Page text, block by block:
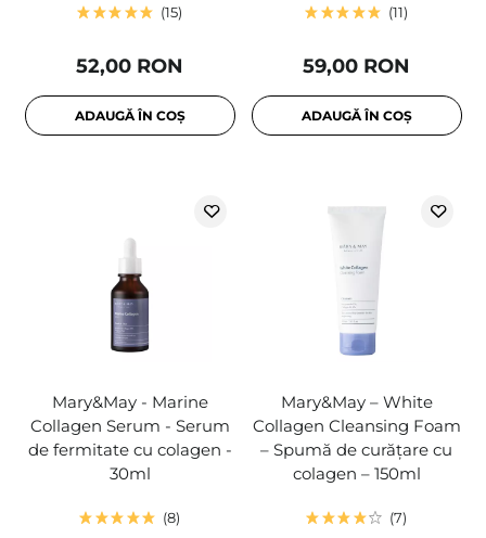
15
52,00 RON
ADAUGĂ ÎN COȘ
11
59,00 RON
ADAUGĂ ÎN COȘ
Mary&May - Marine
Collagen Serum - Serum
de fermitate cu colagen -
30ml
8
Mary&May – White
Collagen Cleansing Foam
– Spumă de curățare cu
colagen – 150ml
7